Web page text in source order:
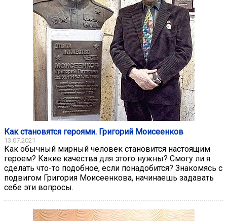
Как становятся героями. Григорий Моисеенков
13.07.2021
Как обычный мирный человек становится настоящим
героем? Какие качества для этого нужны? Смогу ли я
сделать что-то подобное, если понадобится? Знакомясь с
подвигом Григория Моисеенкова, начинаешь задавать
себе эти вопросы.